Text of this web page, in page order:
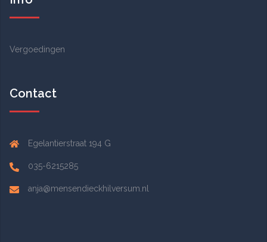
Vergoedingen
Contact
Egelantierstraat 194 G
035-6215285
anja@mensendieckhilversum.nl